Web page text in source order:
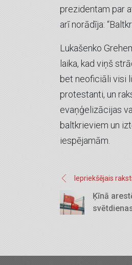
prezidentam par
arī norādīja:
Lukašenko
laika, kad viņš
bet neoficiāli visi
protestanti, un
evaņģelizācijas
baltkrieviem un
iespējamām.
Iepriekšējais
Ķīnā